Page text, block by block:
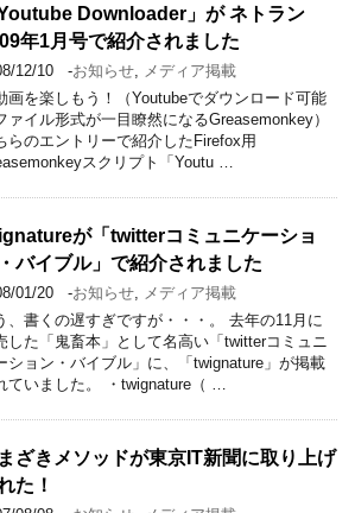
Youtube Downloader」が ネトラン
年1月号で紹介されました
12/10 -お知らせ, メディア掲載
画を楽しもう！（Youtubeでダウンロード可能
ァイル形式が一目瞭然になるGreasemonkey）
らのエントリーで紹介したFirefox用
スクリプト「Youtu …
が「twitterコミュニケーショ
バイブル」で紹介されました
01/20 -お知らせ, メディア掲載
、書くの遅すぎですが・・・。 去年の11月に
した「鬼畜本」として名高い「twitterコミュニ
ション・バイブル」に、「twignature」が掲載
ていました。 ・twignature（ …
ざきメソッドが東京IT新聞に取り上げ
た！